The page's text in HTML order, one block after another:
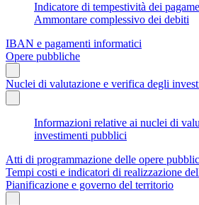
Indicatore di tempestività dei
Ammontare complessivo dei debiti
IBAN e pagamenti informatici
Opere pubbliche
Nuclei di valutazione e verifica degli
Informazioni relative ai nuclei di
investimenti pubblici
Atti di programmazione delle opere
Tempi costi e indicatori di realizzazione
Pianificazione e governo del territorio